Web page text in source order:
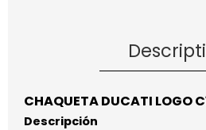
CHAQUETA DUCATI LOGO
Descripción